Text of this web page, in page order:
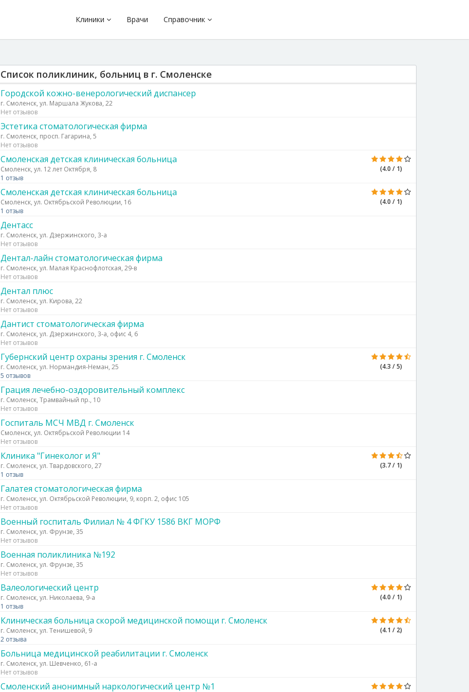
Клиники Врачи Справочник
Список поликлиник, больниц в г. Смоленске
Городской кожно-венерологический диспансер
г. Смоленск, ул. Маршала Жукова, 22
Нет отзывов
Эстетика стоматологическая фирма
г. Смоленск, просп. Гагарина, 5
Нет отзывов
(4.0 / 1)
Смоленская детская клиническая больница
Смоленск, ул. 12 лет Октября, 8
1 отзыв
(4.0 / 1)
Смоленская детская клиническая больница
Смоленск, ул. Октябрьской Революции, 16
1 отзыв
Дентасс
г. Смоленск, ул. Дзержинского, 3-а
Нет отзывов
Дентал-лайн стоматологическая фирма
г. Смоленск, ул. Малая Краснофлотская, 29-в
Нет отзывов
Дентал плюс
г. Смоленск, ул. Кирова, 22
Нет отзывов
Дантист стоматологическая фирма
г. Смоленск, ул. Дзержинского, 3-а, офис 4, 6
Нет отзывов
(4.3 / 5)
Губернский центр охраны зрения г. Смоленск
г. Смоленск, ул. Нормандия-Неман, 25
5 отзывов
Грация лечебно-оздоровительный комплекс
г. Смоленск, Трамвайный пр., 10
Нет отзывов
Госпиталь МСЧ МВД г. Смоленск
Смоленск, ул. Октябрьской Революции 14
Нет отзывов
(3.7 / 1)
Клиника "Гинеколог и Я"
г. Смоленск, ул. Твардовского, 27
1 отзыв
Галатея стоматологическая фирма
г. Смоленск, ул. Октябрьской Революции, 9, корп. 2, офис 105
Нет отзывов
Военный госпиталь Филиал № 4 ФГКУ 1586 ВКГ МОРФ
г. Смоленск, ул. Фрунзе, 35
Нет отзывов
Военная поликлиника №192
г. Смоленск, ул. Фрунзе, 35
Нет отзывов
(4.0 / 1)
Валеологический центр
г. Смоленск, ул. Николаева, 9-а
1 отзыв
(4.1 / 2)
Клиническая больница скорой медицинской помощи г. Смоленск
г. Смоленск, ул. Тенишевой, 9
2 отзыва
Больница медицинской реабилитации г. Смоленск
г. Смоленск, ул. Шевченко, 61-а
Нет отзывов
Смоленский анонимный наркологический центр №1